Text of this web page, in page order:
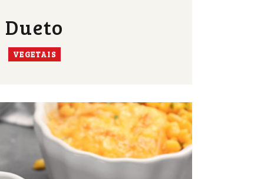
Dueto
VEGETAIS